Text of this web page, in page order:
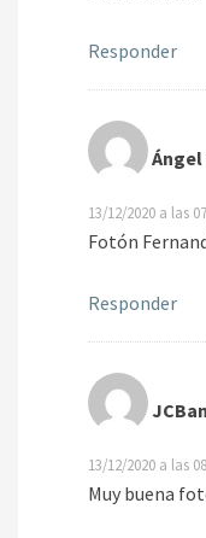
Responder
13/12/2020 a las
Fotón
Responder
13/12/2020 a las
Muy buena